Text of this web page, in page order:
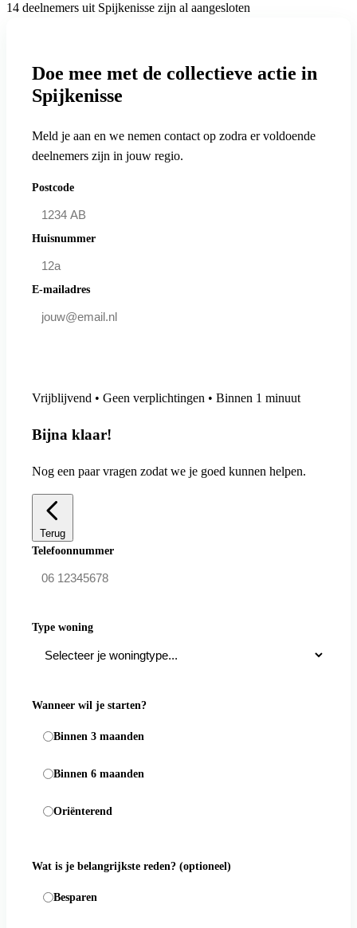
14 deelnemers uit Spijkenisse zijn al aangesloten
Doe mee met de collectieve actie in
Spijkenisse
Meld je aan en we nemen contact op zodra er voldoende
deelnemers zijn in jouw regio.
Postcode
Huisnummer
E-mailadres
Vrijblijvend • Geen verplichtingen • Binnen 1 minuut
Bijna klaar!
Nog een paar vragen zodat we je goed kunnen helpen.
Terug
Telefoonnummer
Type woning
Wanneer wil je starten?
Binnen 3 maanden
Binnen 6 maanden
Oriënterend
Wat is je belangrijkste reden? (optioneel)
Besparen